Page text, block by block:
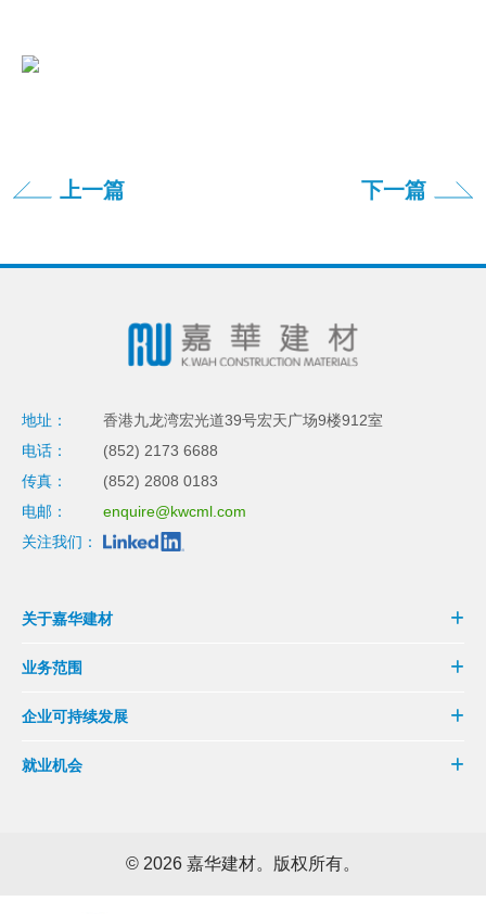
上一篇 下一篇
地址：
香港九龙湾宏光道39号宏天广场9楼912室
电话：
(852) 2173 6688
传真：
(852) 2808 0183
电邮：
enquire@kwcml.com
关注我们：
关于嘉华建材
业务范围
企业可持续发展
就业机会
© 2026 嘉华建材。版权所有。